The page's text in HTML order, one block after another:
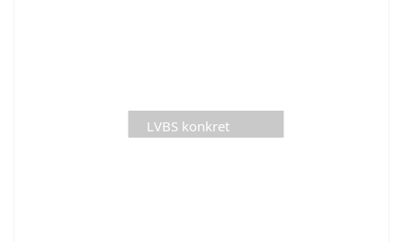
LVBS konkret